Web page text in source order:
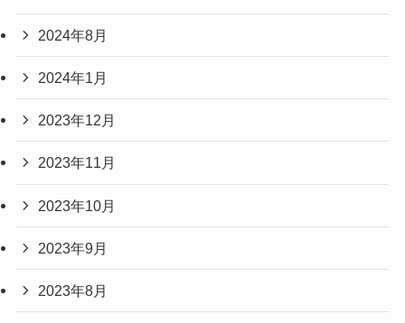
2024年8月
2024年1月
2023年12月
2023年11月
2023年10月
2023年9月
2023年8月